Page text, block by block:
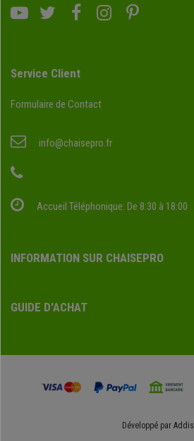
Service Client
Formulaire de Contact
info@chaisepro.fr
Accueil Téléphonique: De 8:30 à 18:00
INFORMATION SUR CHAISEPRO
GUIDE D'ACHAT
Développé par Addis